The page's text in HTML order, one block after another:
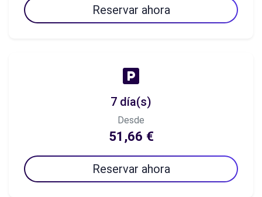
Reservar ahora
7 día(s)
Desde
51,66 €
Reservar ahora